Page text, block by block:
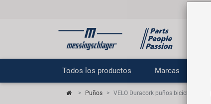
Todos los productos Marcas
Puños VELO Duracork puños bicicleta